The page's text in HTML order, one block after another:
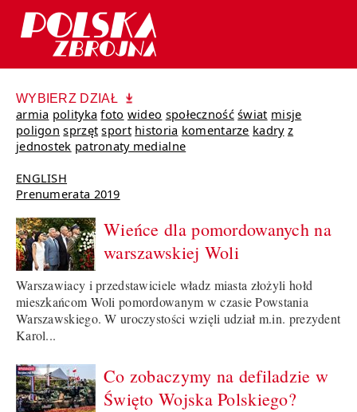
WYBIERZ DZIAŁ
armia polityka foto wideo społeczność świat misje
poligon sprzęt sport historia komentarze kadry z
jednostek patronaty medialne
ENGLISH
Prenumerata 2019
Wieńce dla pomordowanych na
warszawskiej Woli
Warszawiacy i przedstawiciele władz miasta złożyli hołd
mieszkańcom Woli pomordowanym w czasie Powstania
Warszawskiego. W uroczystości wzięli udział m.in. prezydent
Karol...
Co zobaczymy na defiladzie w
Święto Wojska Polskiego?